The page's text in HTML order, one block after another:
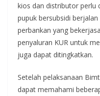
kios dan distributor perlu
pupuk bersubsidi
perbankan yang
penyaluran KUR untuk
juga dapat ditingkatkan.
Setelah pelaksanaan
dapat memahami